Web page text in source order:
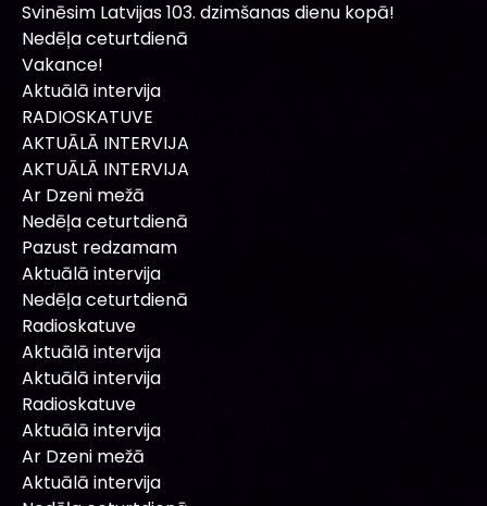
Svinēsim Latvijas 103. dzimšanas dienu kopā!
Nedēļa ceturtdienā
Vakance!
Aktuālā intervija
RADIOSKATUVE
AKTUĀLĀ INTERVIJA
AKTUĀLĀ INTERVIJA
Ar Dzeni mežā
Nedēļa ceturtdienā
Pazust redzamam
Aktuālā intervija
Nedēļa ceturtdienā
Radioskatuve
Aktuālā intervija
Aktuālā intervija
Radioskatuve
Aktuālā intervija
Ar Dzeni mežā
Aktuālā intervija